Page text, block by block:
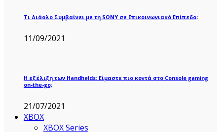
Τι Διάολο Συμβαίνει με τη SONY σε Επικοινωνιακό Επίπεδο;
11/09/2021
Η εξέλιξη των Handhelds: Είμαστε πιο κοντά στο Console gaming
on-the-go;
21/07/2021
XBOX
XBOX Series